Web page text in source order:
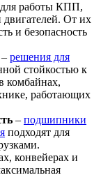
работы КПП,
двигателей. От их
и безопасность
– решения для
стойкостью к
комбайнах,
работающих
– подшипники
подходят для
конвейерах и